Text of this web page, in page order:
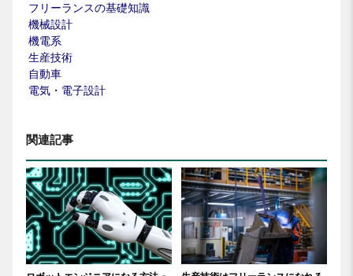
フリーランスの基礎知識
機械設計
機電系
生産技術
自動車
電気・電子設計
関連記事